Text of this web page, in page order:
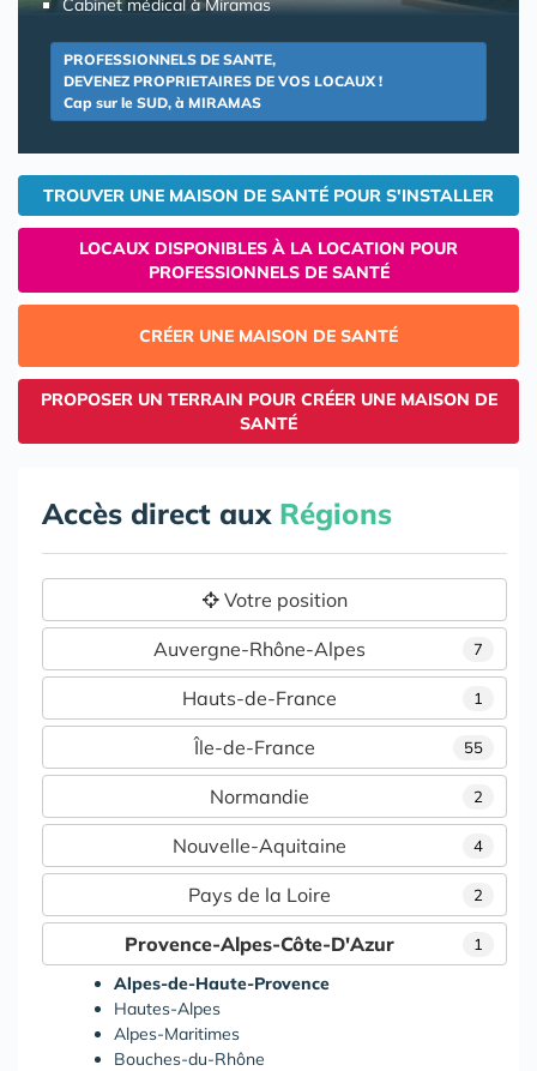
Cabinet médical à Miramas
PROFESSIONNELS DE SANTE,
DEVENEZ PROPRIETAIRES DE VOS LOCAUX !
Cap sur le SUD, à MIRAMAS
TROUVER UNE MAISON DE SANTÉ POUR S'INSTALLER
LOCAUX DISPONIBLES À LA LOCATION POUR
PROFESSIONNELS DE SANTÉ
CRÉER UNE MAISON DE SANTÉ
PROPOSER UN TERRAIN POUR CRÉER UNE MAISON DE
SANTÉ
Accès direct aux Régions
Votre position
7
Auvergne-Rhône-Alpes
1
Hauts-de-France
55
Île-de-France
2
Normandie
4
Nouvelle-Aquitaine
2
Pays de la Loire
1
Provence-Alpes-Côte-D'Azur
Alpes-de-Haute-Provence
Hautes-Alpes
Alpes-Maritimes
Bouches-du-Rhône